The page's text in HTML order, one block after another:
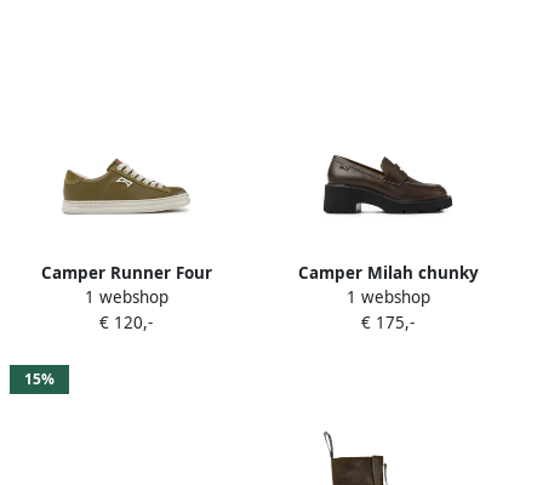
Camper Runner Four
sneakers Groen
1 webshop
€ 120,-
Camper Milah chunky
loafers Groen
1 webshop
€ 175,-
15%